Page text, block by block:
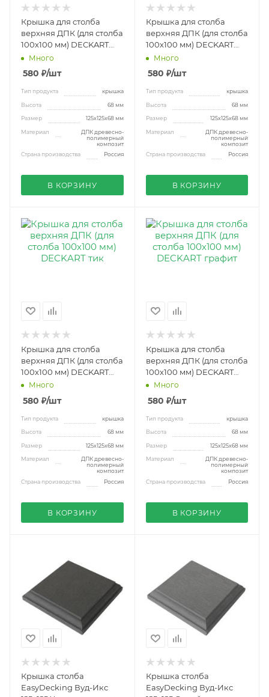
Крышка для столба
верхняя ДПК (для столба
100х100 мм) DECKART
орехМного
580 ₽/шт
Тип продукта крышка
Высота 68 мм
Размер 125х125х68 мм
Материал
ДПК древесно-
полимерный
композит
Страна производства
Россия
В КОРЗИНУ
Крышка для столба
верхняя ДПК (для столба
100х100 мм) DECKART
венге
Много
580 ₽/шт
Тип продукта крышка
Высота 68 мм
Размер 125х125х68 мм
Материал
ДПК древесно-
полимерный
композит
Страна производства
Россия
В КОРЗИНУ
Крышка для столба
верхняя ДПК (для столба
100х100 мм) DECKART
тикМного
580 ₽/шт
Тип продукта крышка
Высота 68 мм
Размер 125х125х68 мм
Материал
ДПК древесно-
полимерный
композит
Страна производства
Россия
В КОРЗИНУ
Крышка для столба
верхняя ДПК (для столба
100х100 мм) DECKART
графит
Много
580 ₽/шт
Тип продукта крышка
Высота 68 мм
Размер 125х125х68 мм
Материал
ДПК древесно-
полимерный
композит
Страна производства
Россия
В КОРЗИНУ
Крышка столба
EasyDecking Вуд-Икс
Крышка столба
EasyDecking Вуд-Икс